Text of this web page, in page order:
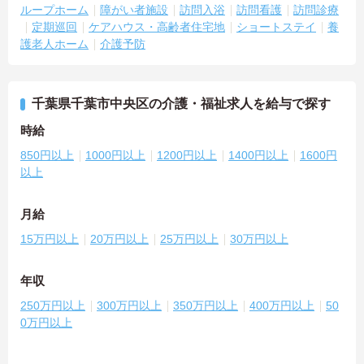
ループホーム
障がい者施設 訪問入浴 訪問看護
訪問診療
定期巡回
ケアハウス・高齢者住宅地 ショートステイ
養
護老人ホーム
介護予防
千葉県千葉市中央区の介護・福祉求人を給与で探す
時給
850円以上 1000円以上 1200円以上 1400円以上
1600円
以上
月給
15万円以上 20万円以上 25万円以上 30万円以上
年収
250万円以上 300万円以上 350万円以上 400万円以上
50
0万円以上